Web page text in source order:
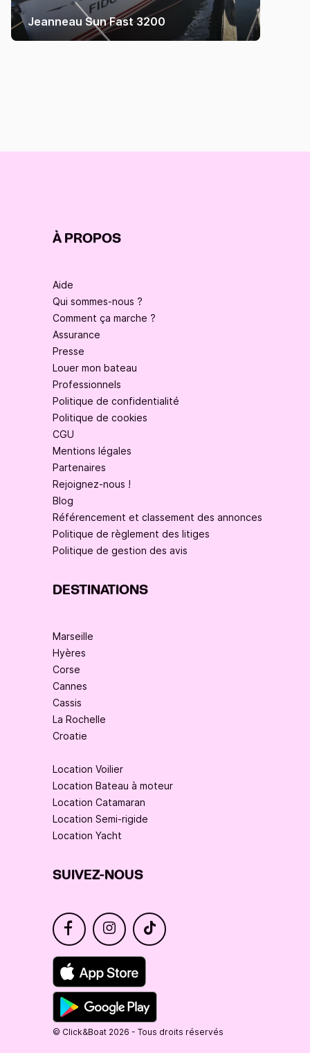
Jeanneau Sun Fast 3200
À PROPOS
Aide
Qui sommes-nous ?
Comment ça marche ?
Assurance
Presse
Louer mon bateau
Professionnels
Politique de confidentialité
Politique de cookies
CGU
Mentions légales
Partenaires
Rejoignez-nous !
Blog
Référencement et classement des annonces
Politique de règlement des litiges
Politique de gestion des avis
DESTINATIONS
Marseille
Hyères
Corse
Cannes
Cassis
La Rochelle
Croatie
Location Voilier
Location Bateau à moteur
Location Catamaran
Location Semi-rigide
Location Yacht
SUIVEZ-NOUS
© Click&Boat 2026 - Tous droits réservés